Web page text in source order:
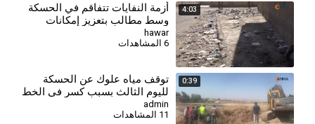
4:03
أزمة النفايات تتفاقم في الحسكة
وسط مطالب بتعزيز إمكانات
قطاع النظافة
hawar
6 المشاهدات
0:39
توقف مياه علوك عن الحسكة
لليوم الثالث بسبب كسر في الخط
الرئيس
admin
11 المشاهدات